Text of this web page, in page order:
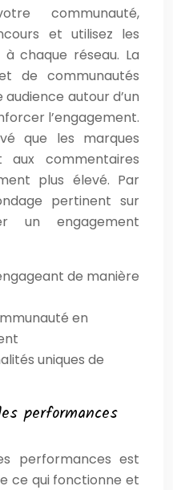
communauté,
et utilisez les
chaque réseau. La
de communautés
autour d’un
l’engagement.
que les marques
aux commentaires
plus élevé. Par
pertinent sur
un engagement
de manière
en
uniques de
performances
performances est
ce qui fonctionne et